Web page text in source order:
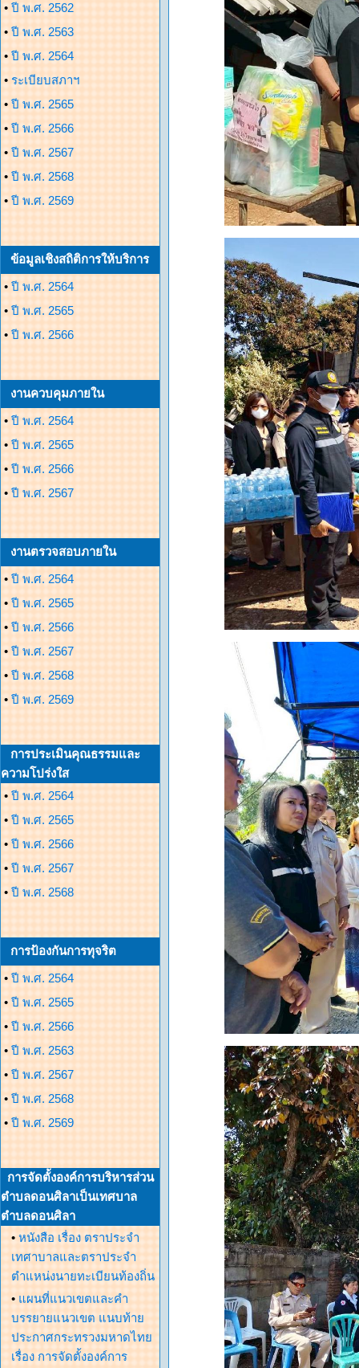
• ปี พ.ศ. 2562
• ปี พ.ศ. 2563
• ปี พ.ศ. 2564
• ระเบียบสภาฯ
• ปี พ.ศ. 2565
• ปี พ.ศ. 2566
• ปี พ.ศ. 2567
• ปี พ.ศ. 2568
• ปี พ.ศ. 2569
ข้อมูลเชิงสถิติการให้บริการ
• ปี พ.ศ. 2564
• ปี พ.ศ. 2565
• ปี พ.ศ. 2566
งานควบคุมภายใน
• ปี พ.ศ. 2564
• ปี พ.ศ. 2565
• ปี พ.ศ. 2566
• ปี พ.ศ. 2567
งานตรวจสอบภายใน
• ปี พ.ศ. 2564
• ปี พ.ศ. 2565
• ปี พ.ศ. 2566
• ปี พ.ศ. 2567
• ปี พ.ศ. 2568
• ปี พ.ศ. 2569
การประเมินคุณธรรมและ
ความโปร่งใส
• ปี พ.ศ. 2564
• ปี พ.ศ. 2565
• ปี พ.ศ. 2566
• ปี พ.ศ. 2567
• ปี พ.ศ. 2568
การป้องกันการทุจริต
• ปี พ.ศ. 2564
• ปี พ.ศ. 2565
• ปี พ.ศ. 2566
• ปี พ.ศ. 2563
• ปี พ.ศ. 2567
• ปี พ.ศ. 2568
• ปี พ.ศ. 2569
การจัดตั้งองค์การบริหารส่วน
ตำบลดอนศิลาเป็นเทศบาล
ตำบลดอนศิลา
• หนังสือ เรื่อง ตราประจำ
เทศาบาลและตราประจำ
ตำแหน่งนายทะเบียนท้องถิ่น
• แผนที่แนวเขตและคำ
บรรยายแนวเขต แนบท้าย
ประกาศกระทรวงมหาดไทย
เรื่อง การจัดตั้งองค์การ